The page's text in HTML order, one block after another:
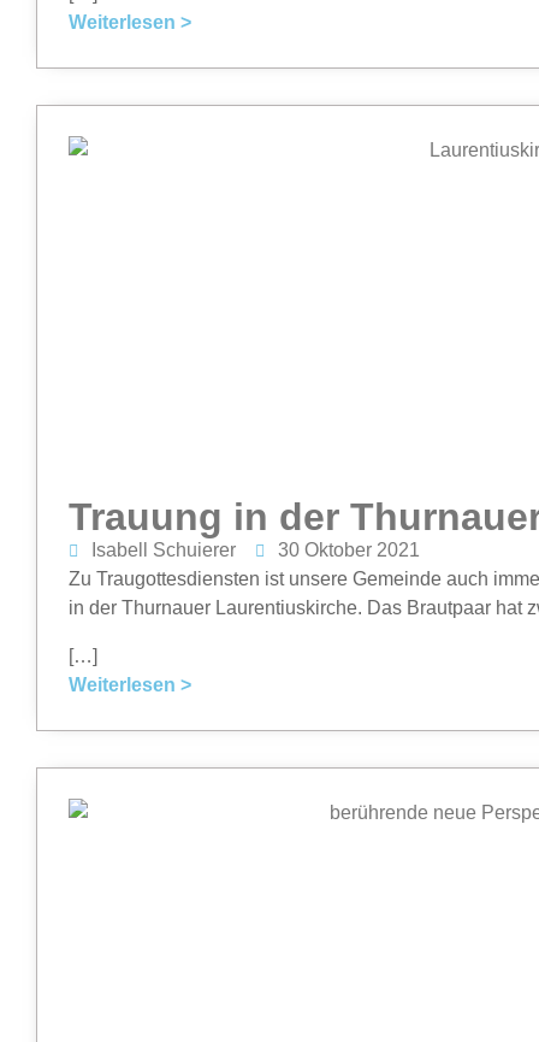
Weiterlesen >
Trauung in der
Isabell Schuierer
30 Oktober 2021
Zu Traugottesdiensten ist unsere Gemeinde auch
in der Thurnauer Laurentiuskirche. Das Brautpaar hat
[…]
Weiterlesen >